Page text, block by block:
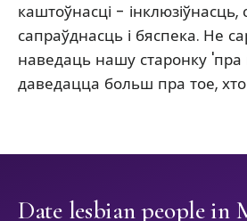
каштоўнасці - інклюзіўнасць,
сапраўднасць і бяспека. Не
наведаць нашу старонку 'пра
даведацца больш пра тое,
Date lesbian people in